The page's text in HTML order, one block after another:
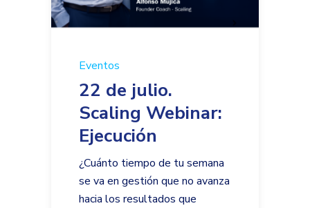
Eventos
22 de julio.
Scaling Webinar:
Ejecución
¿Cuánto tiempo de tu semana
se va en gestión que no avanza
hacia los resultados que